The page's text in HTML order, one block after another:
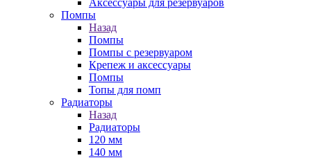
Аксессуары для резервуаров
Помпы
Назад
Помпы
Помпы с резервуаром
Крепеж и аксессуары
Помпы
Топы для помп
Радиаторы
Назад
Радиаторы
120 мм
140 мм